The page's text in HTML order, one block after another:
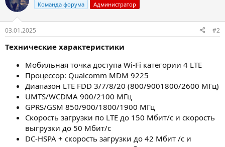
Команда форума Администратор
03.01.2025 #2
Технические характеристики
Мобильная точка доступа Wi-Fi категории 4 LTE
Процессор: Qualcomm MDM 9225
Диапазон LTE FDD 3/7/8/20 (800/9001800/2600 МГц)
UMTS/WCDMA 900/2100 МГц
GPRS/GSM 850/900/1800/1900 МГц
Скорость загрузки по LTE до 150 Мбит/с и скорость
выгрузки до 50 Мбит/с
DC-HSPA + скорость загрузки до 42 Мбит /с и